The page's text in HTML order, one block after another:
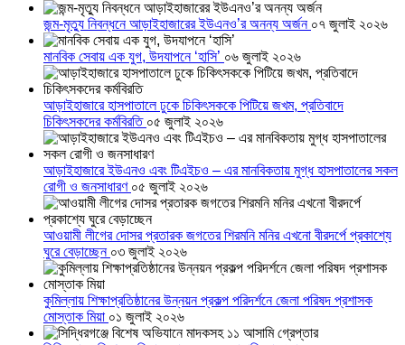
জন্ম-মৃত্যু নিবন্ধনে আড়াইহাজারের ইউএনও’র অনন্য অর্জন ০৭ জুলাই ২০২৬
মানবিক সেবায় এক যুগ, উদযাপনে ‘হাসি’ ০৬ জুলাই ২০২৬
আড়াইহাজারে হাসপাতালে ঢুকে চিকিৎসককে পিটিয়ে জখম, প্রতিবাদে
চিকিৎসকদের কর্মবিরতি ০৫ জুলাই ২০২৬
আড়াইহাজারে ইউএনও এবং টিএইচও – এর মানবিকতায় মুগ্ধ হাসপাতালের সকল
রোগী ও জনসাধারণ ০৫ জুলাই ২০২৬
আওয়ামী লীগের দোসর প্রতারক জগতের শিরমনি মনির এখনো বীরদর্পে প্রকাশ্যে
ঘুরে বেড়াচ্ছেন ০৩ জুলাই ২০২৬
কুমিল্লায় শিক্ষাপ্রতিষ্ঠানের উন্নয়ন প্রকল্প পরিদর্শনে জেলা পরিষদ প্রশাসক
মোস্তাক মিয়া ০১ জুলাই ২০২৬